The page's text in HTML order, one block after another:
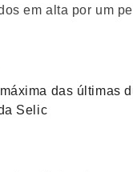
em alta por um
das últimas
Selic